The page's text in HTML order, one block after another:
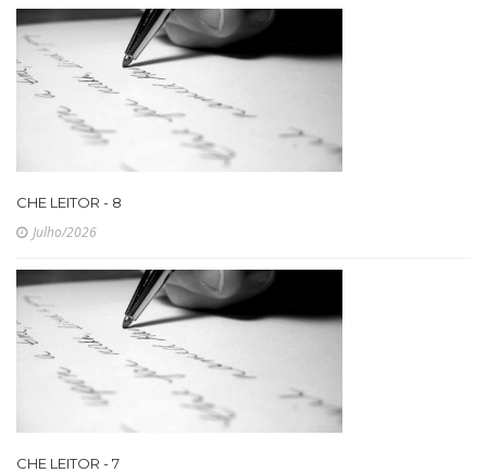
CHE LEITOR - 8
Julho/2026
CHE LEITOR - 7